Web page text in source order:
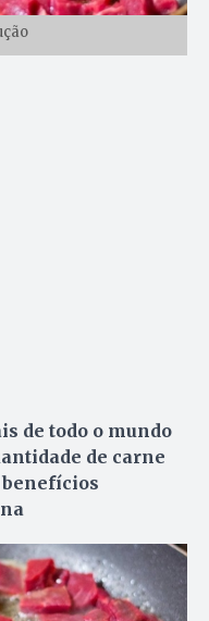
de todo o mundo
de carne